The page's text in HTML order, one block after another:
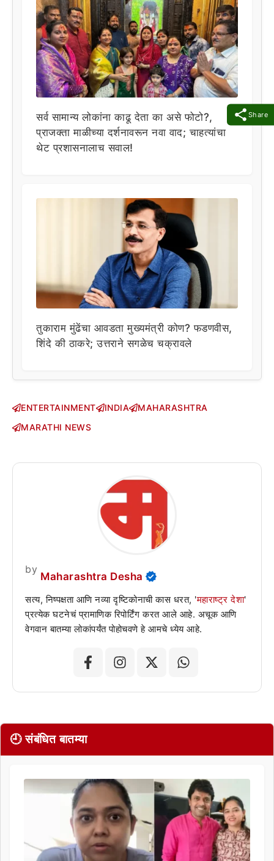
Share
सर्व सामान्य लोकांना काढू देता का असे फोटो?,
प्राजक्ता माळीच्या दर्शनावरून नवा वाद; चाहत्यांचा
थेट प्रशासनालाच सवाल!
तुकाराम मुंढेंचा आवडता मुख्यमंत्री कोण? फडणवीस,
शिंदे की ठाकरे; उत्तराने सगळेच चक्रावले
ENTERTAINMENT INDIA
MAHARASHTRA
MARATHI NEWS
by
Maharashtra Desha
सत्य, निष्पक्षता आणि नव्या दृष्टिकोनाची कास धरत, 'महाराष्ट्र देशा'
प्रत्येक घटनेचं प्रामाणिक रिपोर्टिंग करत आले आहे. अचूक आणि
वेगवान बातम्या लोकांपर्यंत पोहोचवणे हे आमचे ध्येय आहे.
🕘 संबंधित बातम्या